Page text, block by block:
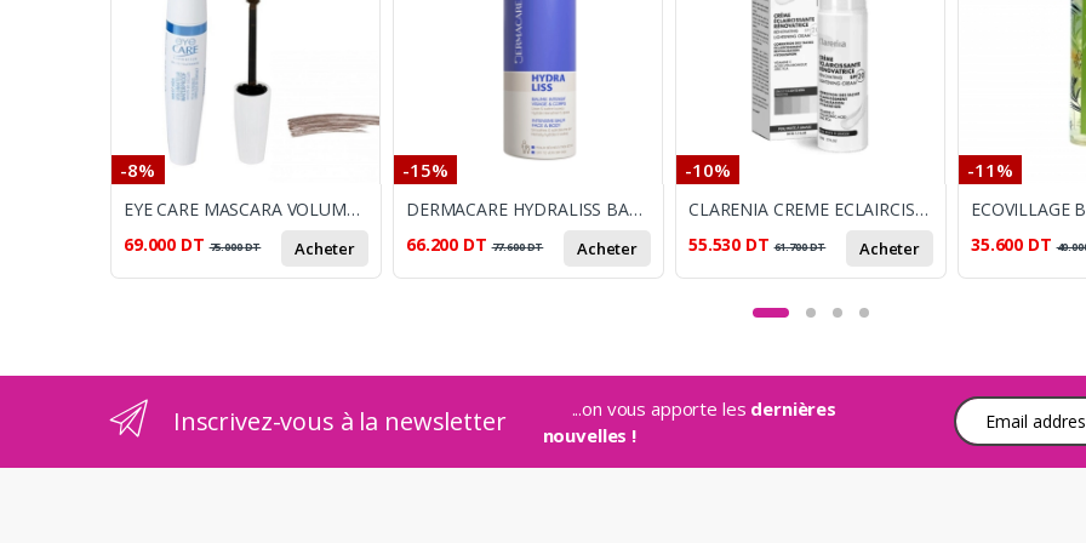
-8%
EYE CARE MASCARA VOLUMATEUR WATERPROOF BRUN 11GR
69.000 DT 75.000DT Acheter
-15%
DERMACARE HYDRALISS BAUME INTENSIF 500ML
66.200 DT 77.600DT Acheter
-10%
CLARENIA CREME ECLAIRCISSANTE RENOVATRICE SPF20 PEAU MIXTE A GRASSE 50ML
55.530 DT 61.700DT Acheter
-11%
35.600 DT
Inscrivez-vous à la newsletter ...on vous apporte les dernières
nouvelles !
Adresse e-mail